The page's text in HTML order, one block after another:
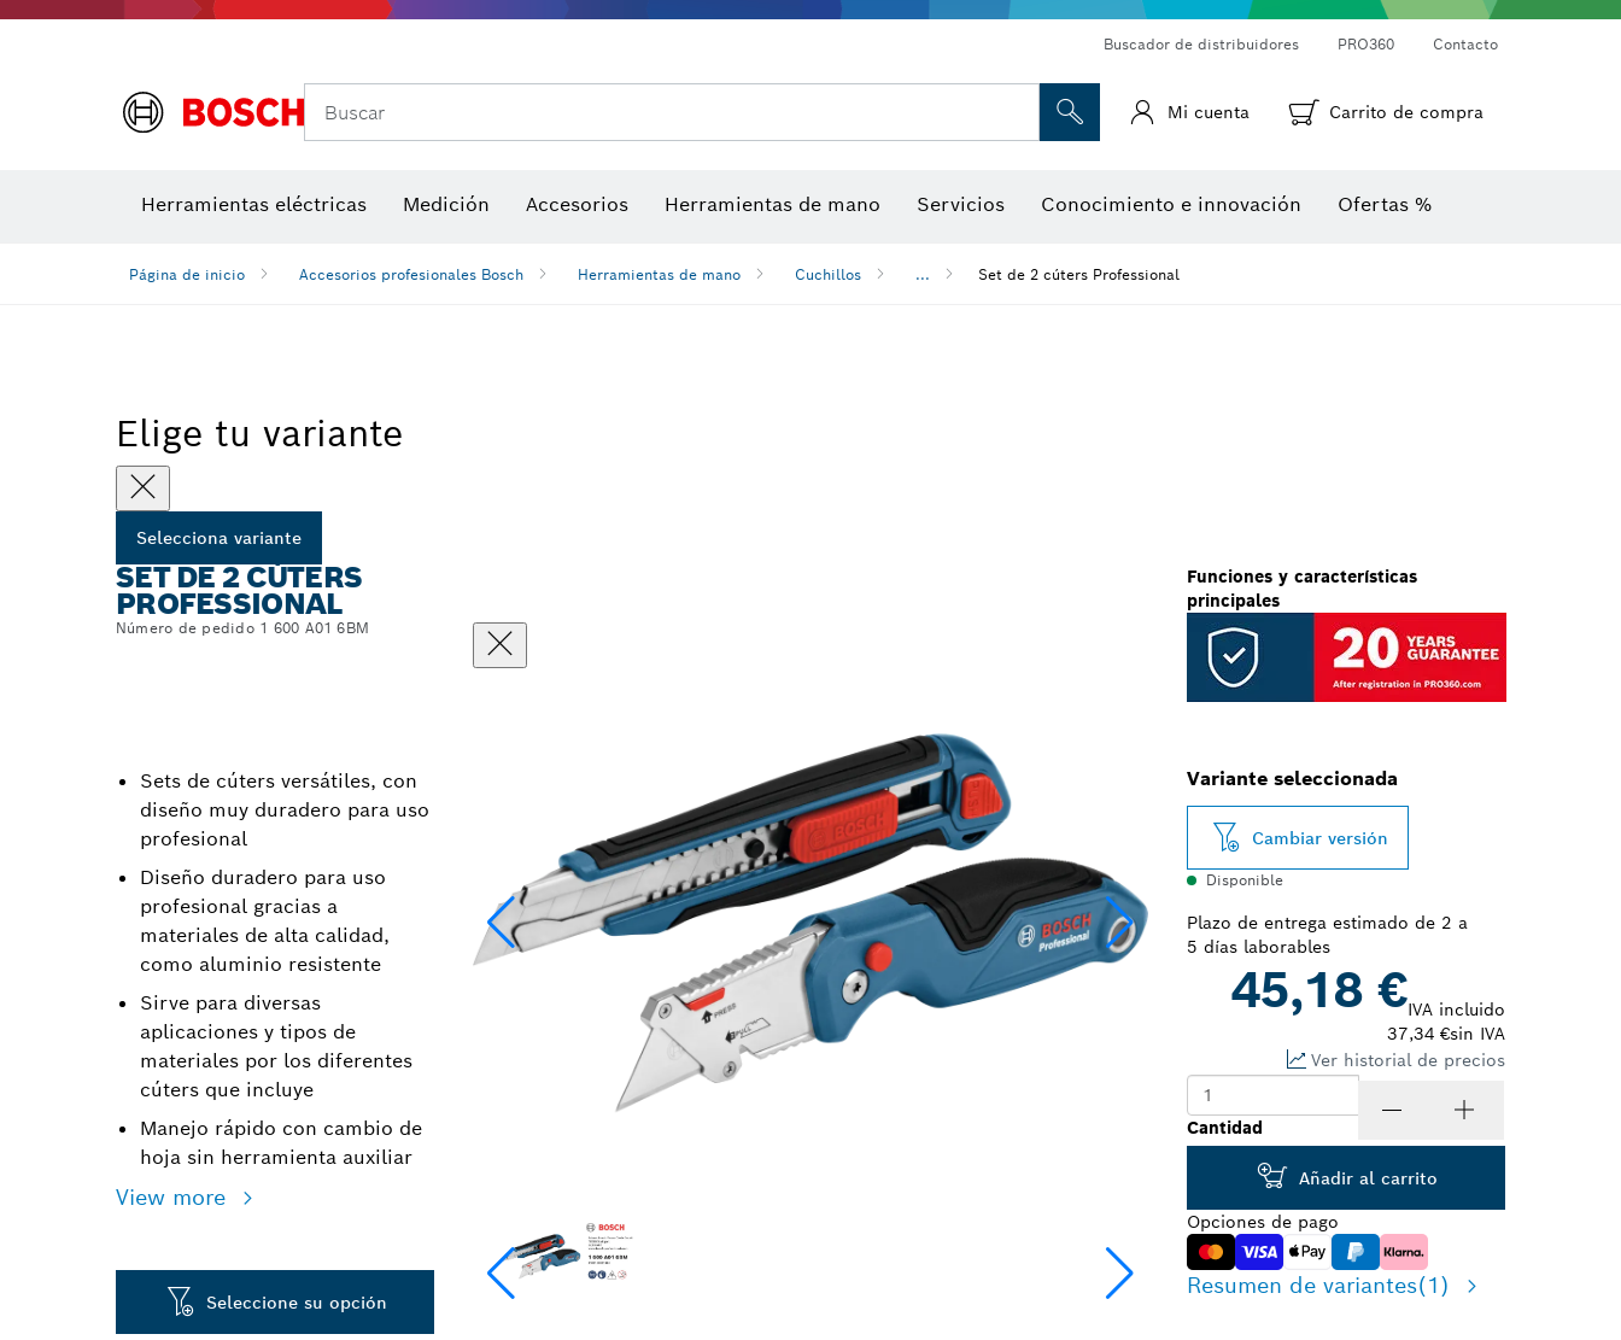
Buscador de distribuidores PRO360 Contacto
Buscar Mi cuenta Carrito de compra
Herramientas eléctricas Medición Accesorios Herramientas de mano Servicios Conocimiento e innovación Ofertas %
Página de inicio Accesorios profesionales Bosch Herramientas de mano Cuchillos ... Set de 2 cúters Professional
Elige tu variante
Selecciona variante
SET DE 2 CÚTERS
PROFESSIONAL
Número de pedido 1 600 A01 6BM
Sets de cúters versátiles, con
diseño muy duradero para uso
profesional
Diseño duradero para uso
profesional gracias a
materiales de alta calidad,
como aluminio resistente
Sirve para diversas
aplicaciones y tipos de
materiales por los diferentes
cúters que incluye
Manejo rápido con cambio de
hoja sin herramienta auxiliar
View more
Funciones y características
principales
Seleccione su opción
Variante seleccionada
Cambiar versión
Disponible
Plazo de entrega estimado de 2 a
5 días laborables
45,18 €IVA incluido
37,34 €sin IVA
Ver historial de precios
Cantidad
Añadir al carrito
Opciones de pago
Resumen de variantes(1)